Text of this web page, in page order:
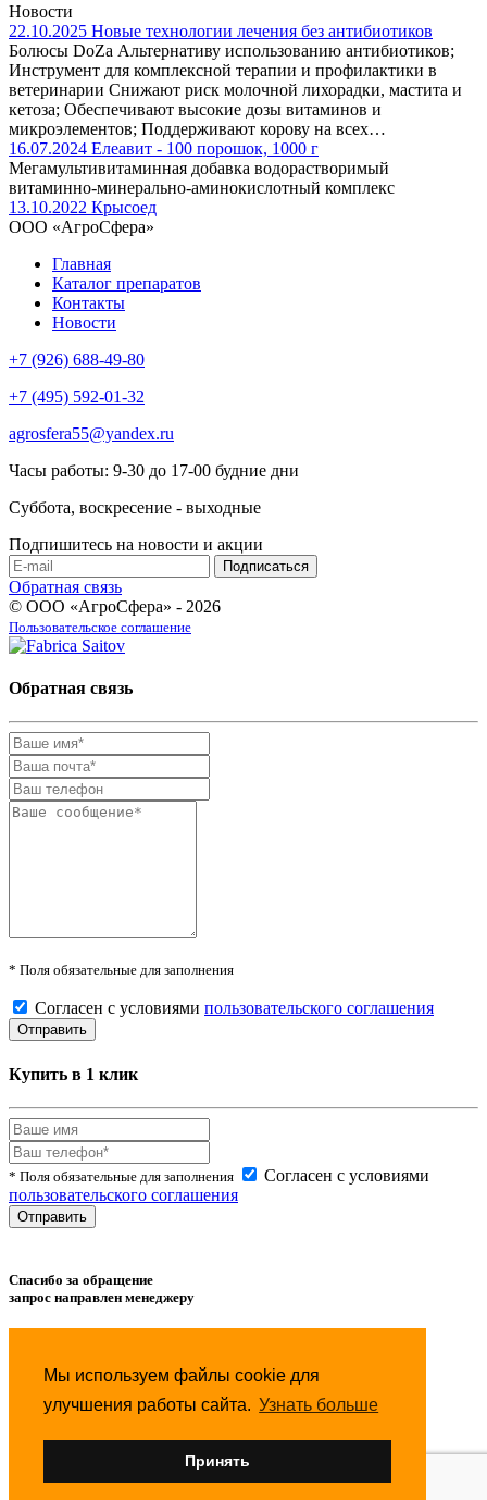
Мы используем файлы cookie для
улучшения работы сайта. Узнать больше
Принять
Новости
22.10.2025 Новые технологии лечения без антибиотиков
Болюсы DoZa Альтернативу использованию антибиотиков;
Инструмент для комплексной терапии и профилактики в
ветеринарии Снижают риск молочной лихорадки, мастита и
кетоза; Обеспечивают высокие дозы витаминов и
микроэлементов; Поддерживают корову на всех…
16.07.2024 Елеавит - 100 порошок, 1000 г
Мегамультивитаминная добавка водорастворимый
витаминно-минерально-аминокислотный комплекс
13.10.2022 Крысоед
ООО «АгроСфера»
Главная
Каталог препаратов
Контакты
Новости
+7 (926) 688-49-80
+7 (495) 592-01-32
agrosfera55@yandex.ru
Часы работы: 9-30 до 17-00 будние дни
Суббота, воскресение - выходные
Подпишитесь на новости и акции
Обратная связь
© ООО «АгроСфера» - 2026
Пользовательское соглашение
Обратная связь
* Поля обязательные для заполнения
Согласен с условиями пользовательского соглашения
Купить в 1 клик
* Поля обязательные для заполнения
Согласен с условиями
пользовательского соглашения
Спасибо за обращение
запрос направлен менеджеру
Товар успешноудалениз сравнения.
Товар успешнодобавленв избранное.